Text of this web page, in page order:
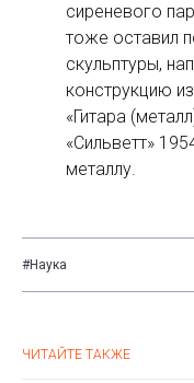
сиреневого
тоже оставил
скульптуры,
конструкцию
«Гитара
«Сильветт»
металлу.
#Наука
ЧИТАЙТЕ ТАКЖЕ